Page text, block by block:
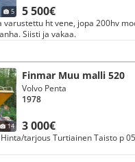
5 5 500€
varustettu ht vene, jopa 200hv
Siisti ja vakaa.
14
Finmar Muu malli 520
3 000€
Volvo Penta
1978
tarjous Turtiainen Taisto p